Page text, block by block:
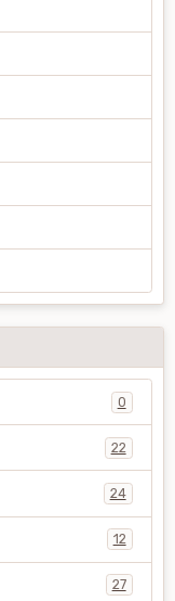
0
22
24
12
27